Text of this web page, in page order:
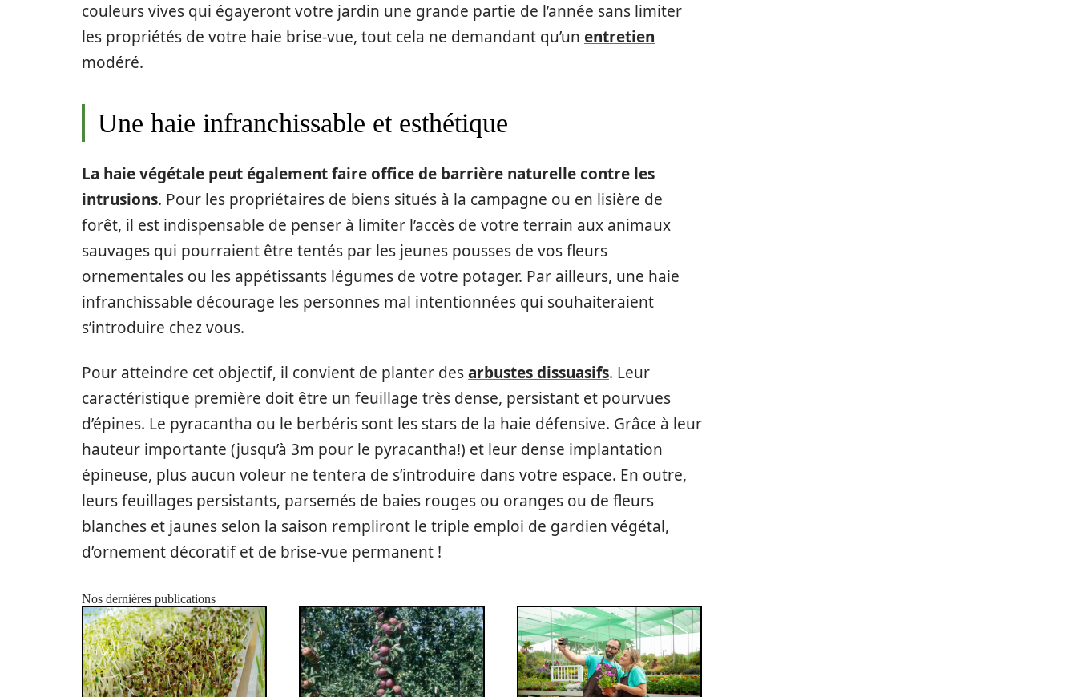
couleurs vives qui égayeront votre jardin une grande partie de l’année sans limiter
les propriétés de votre haie brise-vue, tout cela ne demandant qu’un entretien
modéré.
Une haie infranchissable et esthétique
La haie végétale peut également faire office de barrière naturelle contre les
intrusions. Pour les propriétaires de biens situés à la campagne ou en lisière de
forêt, il est indispensable de penser à limiter l’accès de votre terrain aux animaux
sauvages qui pourraient être tentés par les jeunes pousses de vos fleurs
ornementales ou les appétissants légumes de votre potager. Par ailleurs, une haie
infranchissable décourage les personnes mal intentionnées qui souhaiteraient
s’introduire chez vous.
Pour atteindre cet objectif, il convient de planter desarbustes dissuasifs. Leur
caractéristique première doit être un feuillage très dense, persistant et pourvues
d’épines. Le pyracantha ou le berbéris sont les stars de la haie défensive. Grâce à leur
hauteur importante (jusqu’à 3m pour le pyracantha!) et leur dense implantation
épineuse, plus aucun voleur ne tentera de s’introduire dans votre espace. En outre,
leurs feuillages persistants, parsemés de baies rouges ou oranges ou de fleurs
blanches et jaunes selon la saison rempliront le triple emploi de gardien végétal,
d’ornement décoratif et de brise-vue permanent !
Nos dernières publications